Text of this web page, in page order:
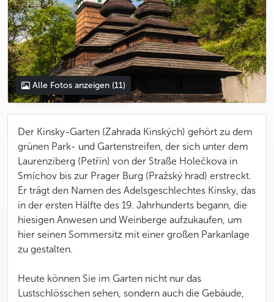
Alle Fotos anzeigen (11)
Der Kinsky-Garten (Zahrada Kinských) gehört zu dem
grünen Park- und Gartenstreifen, der sich unter dem
Laurenziberg (Petřín) von der Straße Holečkova in
Smíchov bis zur Prager Burg (Pražský hrad) erstreckt.
Er trägt den Namen des Adelsgeschlechtes Kinsky, das
in der ersten Hälfte des 19. Jahrhunderts begann, die
hiesigen Anwesen und Weinberge aufzukaufen, um
hier seinen Sommersitz mit einer großen Parkanlage
zu gestalten.
Heute können Sie im Garten nicht nur das
Lustschlösschen sehen, sondern auch die Gebäude,